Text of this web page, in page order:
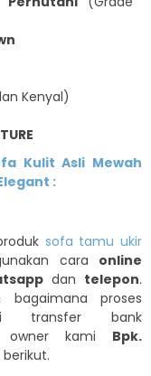
Kenyal)
Kulit Asli Mewah
:
sofa tamu ukir
cara online
dan telepon.
proses
transfer bank
kami Bpk.